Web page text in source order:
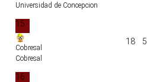
Universidad de Concepcion
15
Cobresal
Cobresal
18 5
16